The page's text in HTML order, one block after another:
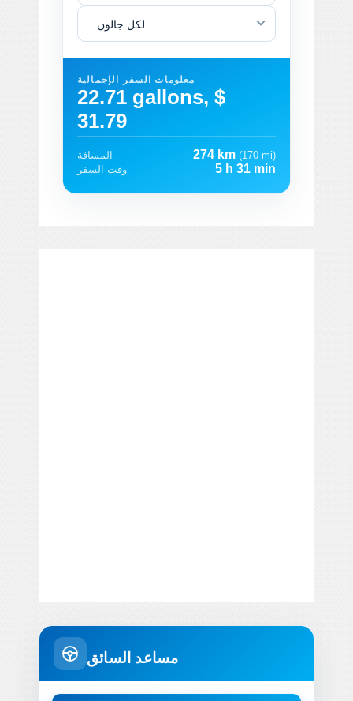
لكل جالون
معلومات السفر الإجمالية
22.71 gallons, $
31.79
المسافة 274 km (170 mi)
وقت السفر
5 h 31 min
مساعد السائق